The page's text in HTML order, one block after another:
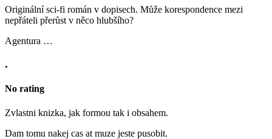
Originální sci-fi román v dopisech. Může korespondence mezi
nepřáteli přerůst v něco hlubšího?
Agentura …
.
No rating
Zvlastni knizka, jak formou tak i obsahem.
Dam tomu nakej cas at muze jeste pusobit.